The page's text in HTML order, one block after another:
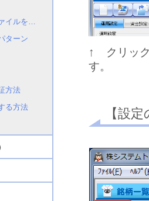
↑ クリック
す。
【設